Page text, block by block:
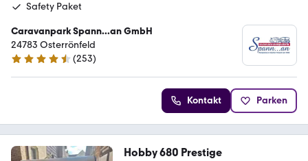
Safety Paket
Caravanpark Spann...an GmbH
24783 Osterrönfeld
4.7 Sterne
(253)
Kontakt Parken
Hobby 680 Prestige